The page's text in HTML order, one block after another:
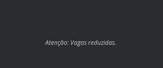
Atenção: Vagas reduzidas.